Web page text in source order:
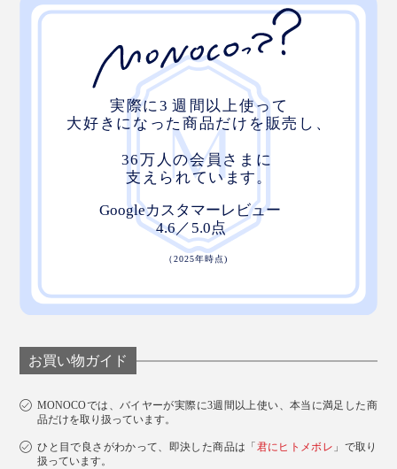
お買い物ガイド
MONOCOでは、バイヤーが実際に3週間以上使い、本当に満足した商
品だけを取り扱っています。
ひと目で良さがわかって、即決した商品は「 君にヒトメボレ 」で取り
扱っています。